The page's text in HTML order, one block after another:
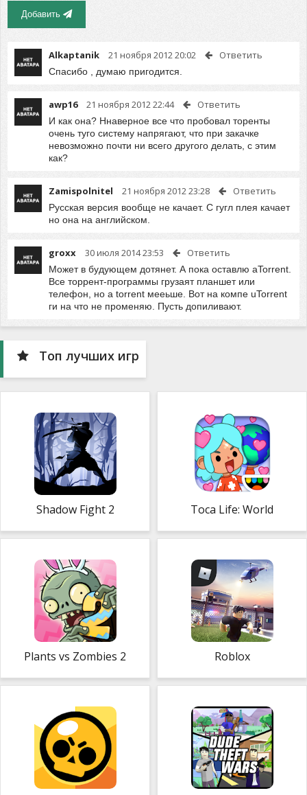
Добавить
Alkaptanik 21 ноября 2012 20:02 Ответить
Спасибо , думаю пригодится.
awp16 21 ноября 2012 22:44 Ответить
И как она? Ннаверное все что пробовал торенты
очень туго систему напрягают, что при закачке
невозможно почти ни всего другого делать, с этим
как?
Zamispolnitel 21 ноября 2012 23:28 Ответить
Русская версия вообще не качает. С гугл плея качает
но она на английском.
groxx 30 июля 2014 23:53 Ответить
Может в будующем дотянет. А пока оставлю aTorrent.
Все торрент-программы грузаят планшет или
телефон, но a torrent мееьше. Вот на компе uTorrent
ги на что не променяю. Пусть допиливают.
Топ лучших игр
Shadow Fight 2 Toca Life: World
Plants vs Zombies 2 Roblox